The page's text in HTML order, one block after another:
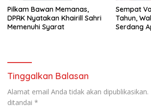
Pilkam Bawan Memanas,
DPRK Nyatakan Khairill Sahri
Memenuhi Syarat
Sempat
Tahun,
Serdang
Tinggalkan Balasan
Alamat email Anda tidak akan dipublikasikan.
ditandai *